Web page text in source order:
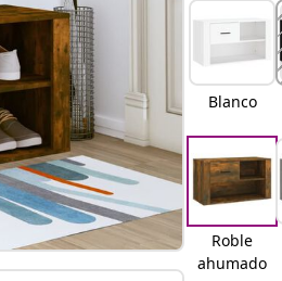
Blanco
Roble
ahumado